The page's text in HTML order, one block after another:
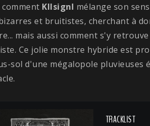
Kllsignl mélange son
et bruitistes, cherchant à
mais aussi comment s'y
Ce jolie monstre hybride est
sol d'une mégalopole pluvieuses
TRACKLIST